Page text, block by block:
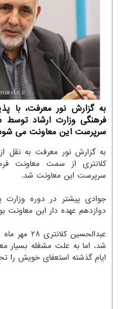
به گزارش نور معرفت، با
فرهنگی وزارت ارشاد
سرپرست این معاونت می
به گزارش نور معرفت به نقل از
کلانتری از سمت معاونت
سرپرست این معاونت شد.
جوادی پیشتر در دوره
دوازدهم عهده دار این معاونت
عبدالحسین
شد، اما به علت مشغله
ایام گذشته استعفای خویش را